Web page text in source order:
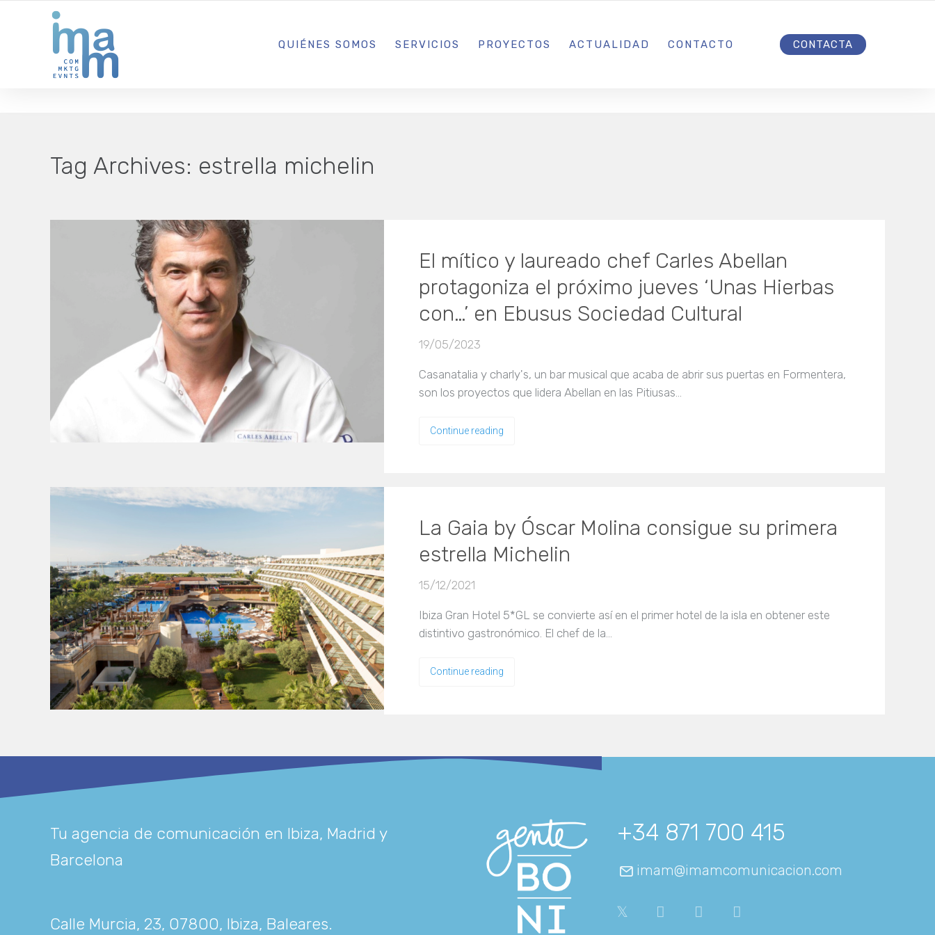
AGENCIA CREATIVA DE COMUNICACIÓN Y ESTRATEGIA DIGITAL IBIZA · MADRID · BARCELONA
QUIÉNES SOMOS SERVICIOS PROYECTOS ACTUALIDAD CONTACTO CONTACTA
Tag Archives: estrella michelin
El mítico y laureado chef Carles Abellan
protagoniza el próximo jueves ‘Unas Hierbas
con…’ en Ebusus Sociedad Cultural
19/05/2023
Casanatalia y charly's, un bar musical que acaba de abrir sus puertas en Formentera,
son los proyectos que lidera Abellan en las Pitiusas…
Continue reading
La Gaia by Óscar Molina consigue su primera
estrella Michelin
15/12/2021
Ibiza Gran Hotel 5*GL se convierte así en el primer hotel de la isla en obtener este
distintivo gastronómico. El chef de la…
Continue reading
Tu agencia de comunicación en Ibiza, Madrid y
Barcelona
Calle Murcia, 23, 07800, Ibiza, Baleares.
+34 871 700 415
imam@imamcomunicacion.com